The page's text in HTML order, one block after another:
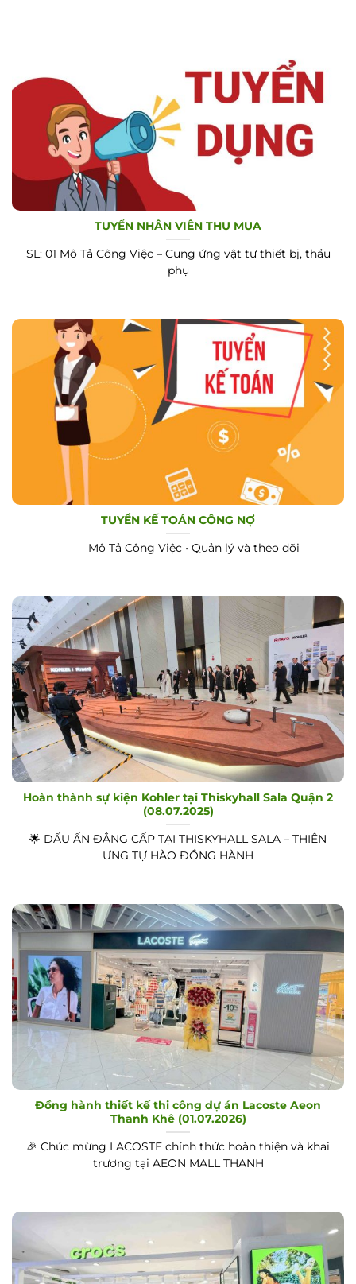
TUYỂN NHÂN VIÊN THU MUA
SL: 01 Mô Tả Công Việc – Cung ứng vật tư thiết bị, thầu
phụ
TUYỂN KẾ TOÁN CÔNG NỢ
Mô Tả Công Việc • Quản lý và theo dõi
Hoàn thành sự kiện Kohler tại Thiskyhall Sala Quận 2
(08.07.2025)
🌟 DẤU ẤN ĐẲNG CẤP TẠI THISKYHALL SALA – THIÊN
ƯNG TỰ HÀO ĐỒNG HÀNH
Đồng hành thiết kế thi công dự án Lacoste Aeon
Thanh Khê (01.07.2026)
🎉 Chúc mừng LACOSTE chính thức hoàn thiện và khai
trương tại AEON MALL THANH